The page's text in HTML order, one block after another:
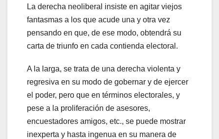
La derecha neoliberal insiste en agitar viejos
fantasmas a los que acude una y otra vez
pensando en que, de ese modo, obtendrá su
carta de triunfo en cada contienda electoral.
A la larga, se trata de una derecha violenta y
regresiva en su modo de gobernar y de ejercer
el poder, pero que en términos electorales, y
pese a la proliferación de asesores,
encuestadores amigos, etc., se puede mostrar
inexperta y hasta ingenua en su manera de